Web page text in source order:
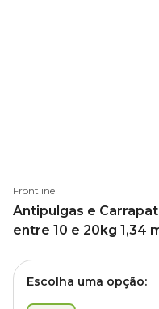
Frontline
Antipulgas e
entre 10 e 20kg 1,34
Escolha uma opção: